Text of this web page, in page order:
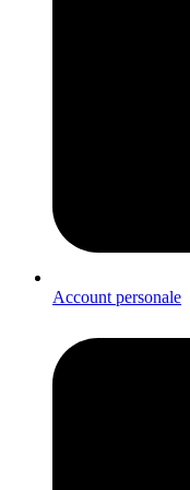
Account personale